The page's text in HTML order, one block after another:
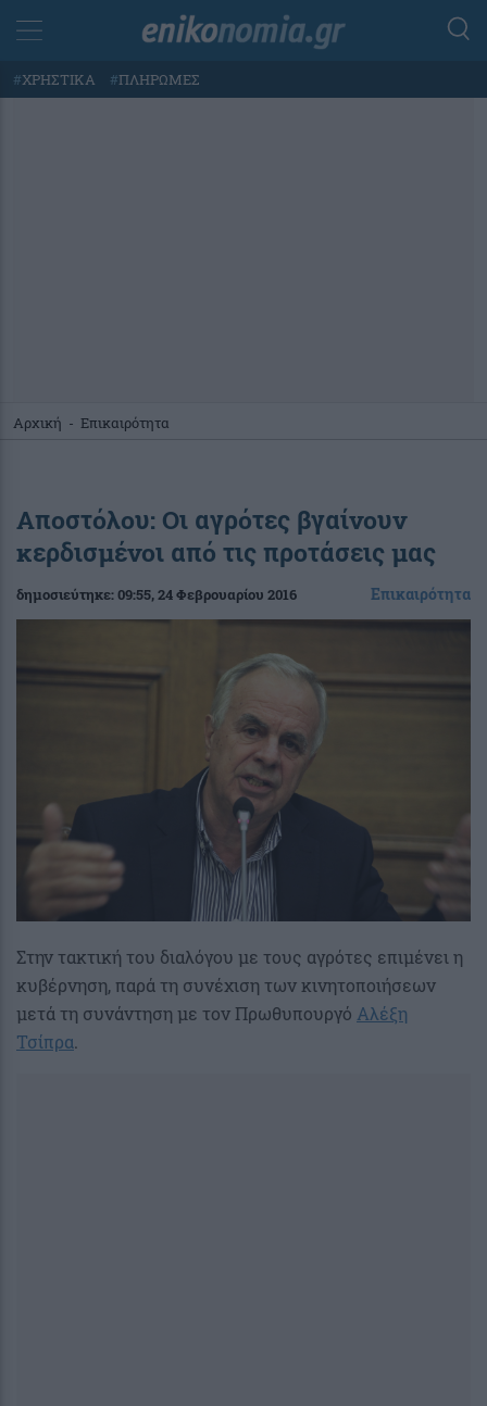
#ΧΡΗΣΤΙΚΑ #ΠΛΗΡΩΜΕΣ
Αρχική - Επικαιρότητα
Αποστόλου: Οι αγρότες βγαίνουν
κερδισμένοι από τις προτάσεις μας
δημοσιεύτηκε:09:55, 24 Φεβρουαρίου 2016 Επικαιρότητα
Στην τακτική του διαλόγου με τους αγρότες επιμένει η
κυβέρνηση, παρά τη συνέχιση των κινητοποιήσεων
μετά τη συνάντηση με τον Πρωθυπουργό Αλέξη
Τσίπρα.